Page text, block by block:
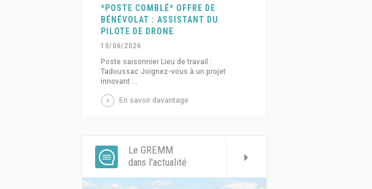
*POSTE COMBLÉ* OFFRE DE
BÉNÉVOLAT : ASSISTANT DU
PILOTE DE DRONE
10/06/2026
Poste saisonnier Lieu de travail :
Tadoussac Joignez-vous à un projet
innovant ...
En savoir davantage
Le GREMM
dans l'actualité